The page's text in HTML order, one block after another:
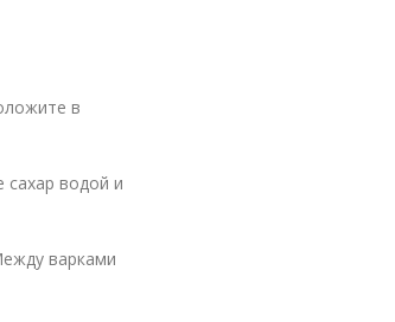
в
сахар водой и
варками